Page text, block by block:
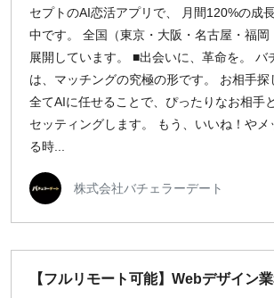
セプトのAI恋活アプリで、 月間120%の成
中です。 全国（東京・大阪・名古屋・福岡
展開しています。 ■出会いに、革命を。 バ
は、マッチングの究極の形です。 お相手
全てAIに任せることで、ぴったりなお相手
セッティングします。 もう、いいね！やメ
る時...
株式会社バチェラーデート
【フルリモート可能】Webデザイン